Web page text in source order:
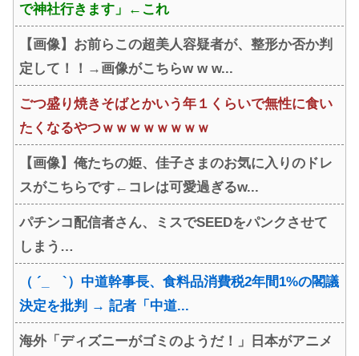
で神社行きます」←これ
【画像】お前らこの超美人容疑者が、整形か否か判
定して！！→画像がこちらw w w...
ごつ盛り焼きそばとかいう年１くらいで無性に食い
たくなるやつｗｗｗｗｗｗｗｗ
【画像】俺たちの姫、佳子さまのお気に入りのドレ
スがこちらです←コレは可愛過ぎるw...
パチンコ配信者さん、ミスでSEEDをパンクさせて
しまう…
（ ´_ゝ`）中道幹事長、食料品消費税2年間1%の閣議
決定を批判 → 記者「中道...
海外「ディズニーがゴミのようだ！」日本がアニメ